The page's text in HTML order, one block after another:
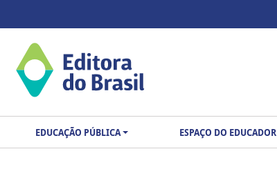
EDUCAÇÃO PÚBLICA ESPAÇO DO EDUCADOR